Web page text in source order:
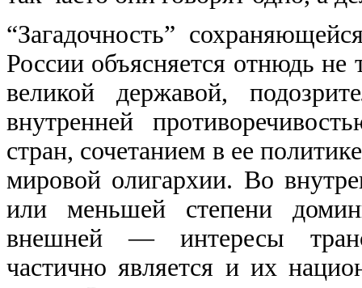
“Загадочность”
России объясняется отнюдь
великой державой,
внутренней
стран, сочетанием в ее
мировой олигархии. Во
или меньшей степени
внешней — интересы
частично является и их